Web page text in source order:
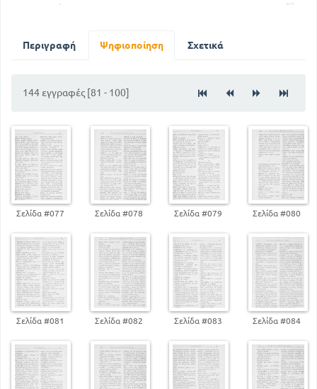
Αττικός
49
Μέρος Δ' - Λεξιλόγιο
Περιγραφή Ψηφιοποίηση Σχετικά
144 εγγραφές [81 - 100]
Σελίδα #077 Σελίδα #078 Σελίδα #079 Σελίδα #080
Σελίδα #081 Σελίδα #082 Σελίδα #083 Σελίδα #084